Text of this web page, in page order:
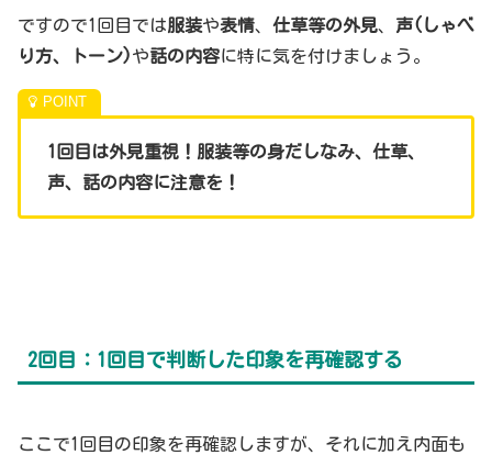
ですので1回目では服装や表情、 仕草等の外見、 声(しゃべ
り方、トーン)や話の内容に特に気を付けましょう。
1回目は外見重視！服装等の身だしなみ、仕草、
声、話の内容に注意を！
2回目：1回目で判断した印象を再確認する
ここで1回目の印象を再確認しますが、それに加え内面も